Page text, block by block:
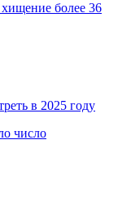
более 36
в 2025 году
число